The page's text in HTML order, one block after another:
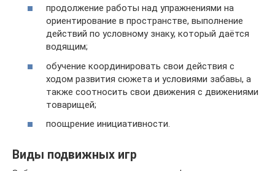
продолжение работы над упражнениями на
ориентирование в пространстве, выполнение
действий по условному знаку, который даётся
водящим;
обучение координировать свои действия с
ходом развития сюжета и условиями забавы, а
также соотносить свои движения с движениями
товарищей;
поощрение инициативности.
Виды подвижных игр